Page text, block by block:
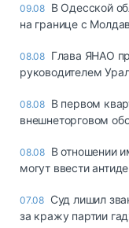
09.08 В Одесской
на границе с
08.08 Глава ЯНАО
руководителем
08.08 В первом
внешнеторговом
08.08 В отношении
могут ввести
07.08 Суд лишил
за кражу партии